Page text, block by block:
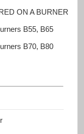
ON A BURNER
B55, B65
B70, B80